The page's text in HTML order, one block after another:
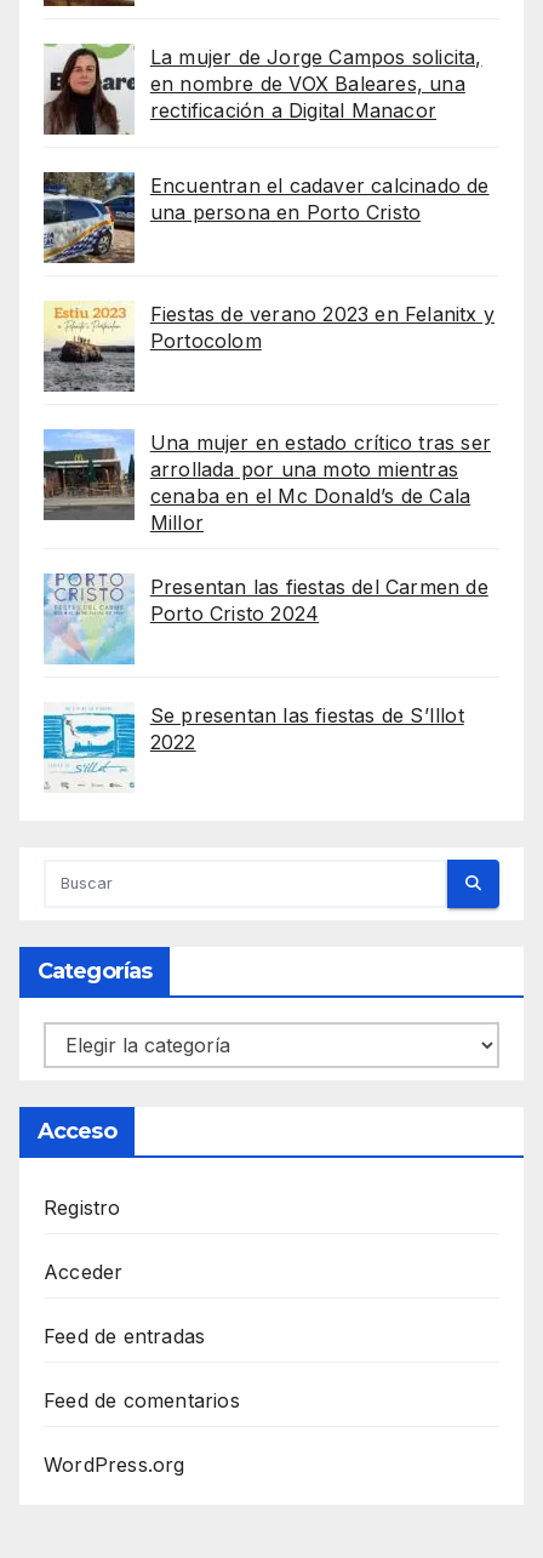
La mujer de Jorge Campos solicita,
en nombre de VOX Baleares, una
rectificación a Digital Manacor
Encuentran el cadaver calcinado de
una persona en Porto Cristo
Fiestas de verano 2023 en Felanitx y
Portocolom
Una mujer en estado crítico tras ser
arrollada por una moto mientras
cenaba en el Mc Donald’s de Cala
Millor
Presentan las fiestas del Carmen de
Porto Cristo 2024
Se presentan las fiestas de S’Illot
2022
Categorías
Categorías
Acceso
Registro
Acceder
Feed de entradas
Feed de comentarios
WordPress.org